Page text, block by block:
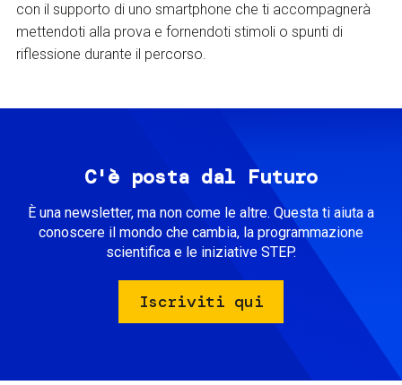
con il supporto di uno smartphone che ti accompagnerà
mettendoti alla prova e fornendoti stimoli o spunti di
riflessione durante il percorso.
C'è posta dal Futuro
È una newsletter, ma non come le altre. Questa ti aiuta a
conoscere il mondo che cambia, la programmazione
scientifica e le iniziative STEP.
Iscriviti qui